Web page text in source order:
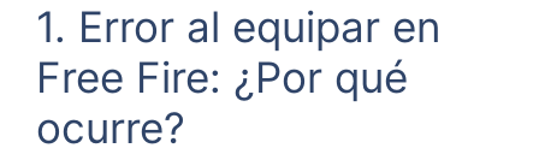
1. Error al equipar en
Free Fire: ¿Por qué
ocurre?